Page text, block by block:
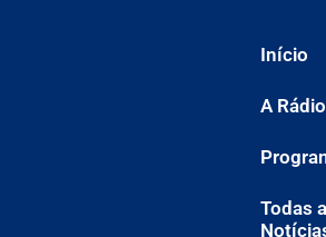
Início
A Rádio
Todas